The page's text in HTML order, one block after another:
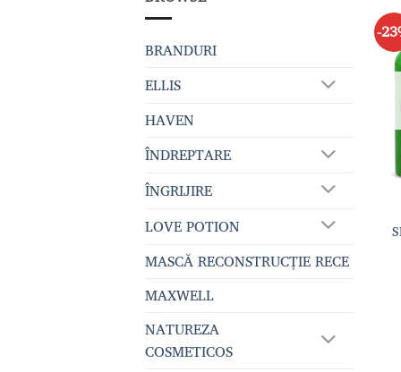
BRANDURI
ELLIS
HAVEN
ÎNDREPTARE
ÎNGRIJIRE
LOVE POTION
MASCĂ RECONSTRUCȚIE RECE
MAXWELL
NATUREZA
COSMETICOS
-